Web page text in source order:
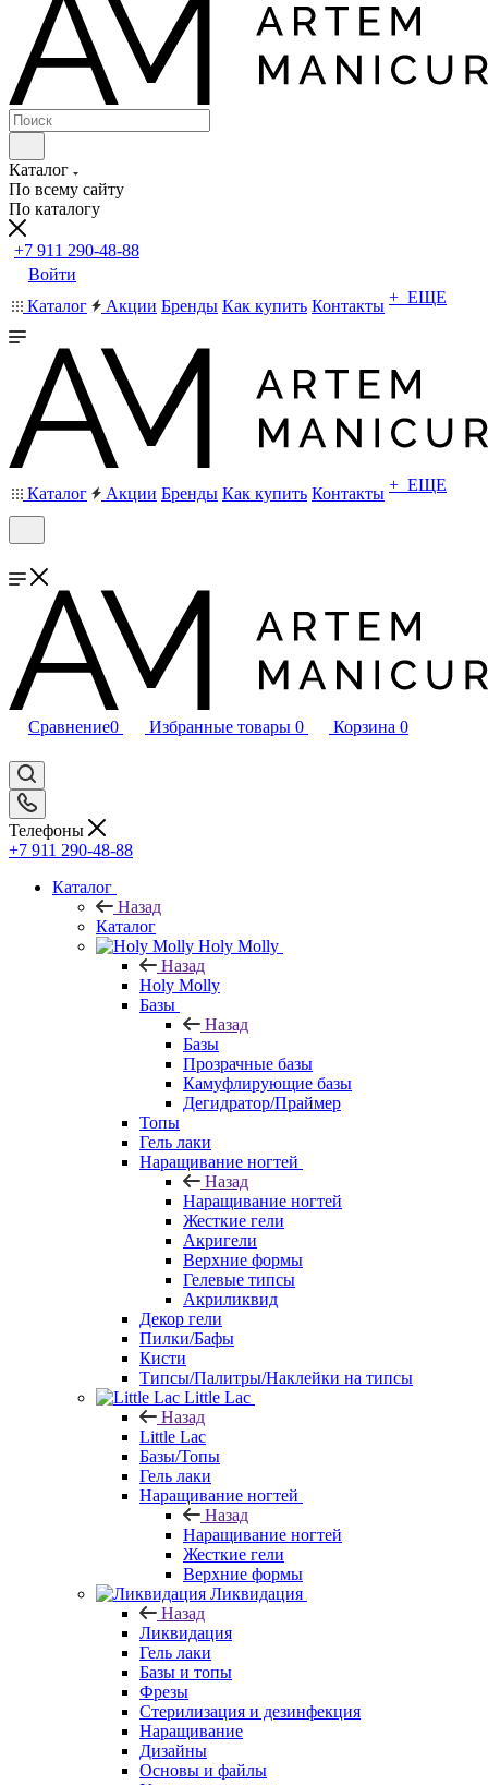
Каталог
По всему сайту
По каталогу
+7 911 290-48-88
Войти
Каталог
Акции Бренды Как купить Контакты + ЕЩЕ
Каталог Акции Бренды Как купить Контакты + ЕЩЕ
Сравнение0 Избранные товары 0 Корзина 0
Телефоны
+7 911 290-48-88
Каталог
Назад
Каталог
Holy Molly
Назад
Holy Molly
Базы
Назад
Базы
Прозрачные базы
Камуфлирующие базы
Дегидратор/Праймер
Топы
Гель лаки
Наращивание ногтей
Назад
Наращивание ногтей
Жесткие гели
Акригели
Верхние формы
Гелевые типсы
Акриликвид
Декор гели
Пилки/Бафы
Кисти
Типсы/Палитры/Наклейки на типсы
Little Lac
Назад
Little Lac
Базы/Топы
Гель лаки
Наращивание ногтей
Назад
Наращивание ногтей
Жесткие гели
Верхние формы
Ликвидация
Назад
Ликвидация
Гель лаки
Базы и топы
Фрезы
Стерилизация и дезинфекция
Наращивание
Дизайны
Основы и файлы